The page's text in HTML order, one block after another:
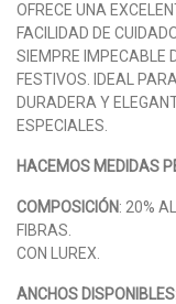
OFRECE UNA
FACILIDAD DE
SIEMPRE IMPECABLE
FESTIVOS. IDEAL
DURADERA Y
ESPECIALES.
HACEMOS MEDIDAS
COMPOSICIÓN: 20%
FIBRAS.
CON LUREX.
ANCHOS DISPONIBLES